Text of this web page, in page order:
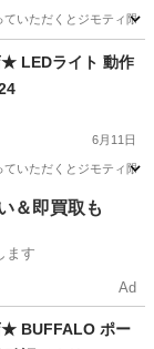
ただくとジモティ限
作
6月11日
いただくとジモティ限
＆即買取も
ます
Ad
BUFFALO ポー